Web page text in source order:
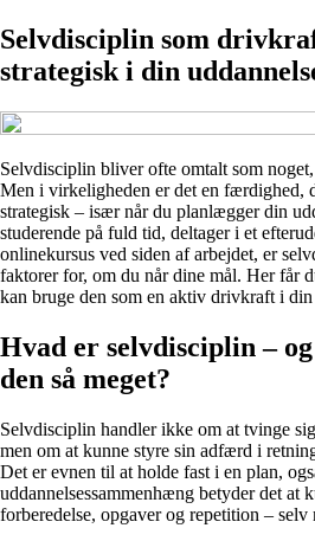
Selvdisciplin som
strategisk i din
Selvdisciplin bliver ofte omtalt som
Men i virkeligheden er det en færdighed,
strategisk – især når du planlægger din
studerende på fuld tid, deltager i et
onlinekursus ved siden af arbejdet, er
faktorer for, om du når dine mål. Her får
kan bruge den som en aktiv drivkraft i
Hvad er selvdisciplin –
den så meget?
Selvdisciplin handler ikke om at tvinge
men om at kunne styre sin adfærd i
Det er evnen til at holde fast i en plan,
uddannelsessammenhæng betyder det at
forberedelse, opgaver og repetition – selv